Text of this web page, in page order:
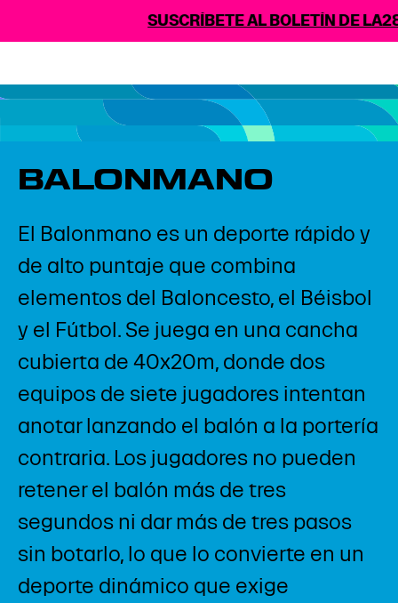
SUSCRÍBETE AL BOLETÍN DE LA28
BALONMANO
El Balonmano es un deporte rápido y
de alto puntaje que combina
elementos del Baloncesto, el Béisbol
y el Fútbol. Se juega en una cancha
cubierta de 40x20m, donde dos
equipos de siete jugadores intentan
anotar lanzando el balón a la portería
contraria. Los jugadores no pueden
retener el balón más de tres
segundos ni dar más de tres pasos
sin botarlo, lo que lo convierte en un
deporte dinámico que exige